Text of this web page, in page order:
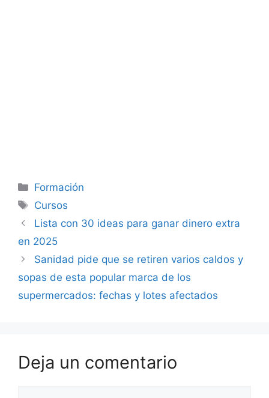
Categorías
Formación
Etiquetas
Cursos
Lista con 30 ideas para ganar dinero extra
en 2025
Sanidad pide que se retiren varios caldos y
sopas de esta popular marca de los
supermercados: fechas y lotes afectados
Deja un comentario